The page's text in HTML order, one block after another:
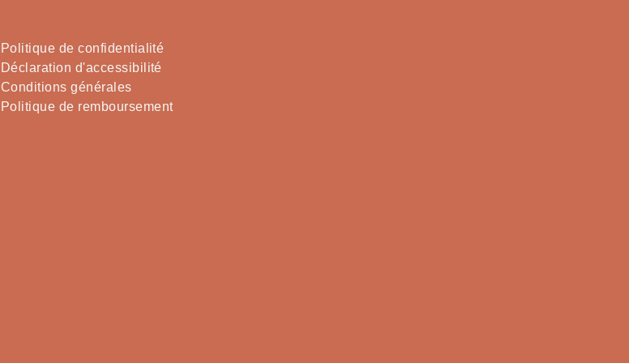
Politique de confidentialité
Déclaration d'accessibilité
Conditions générales
Politique de remboursement